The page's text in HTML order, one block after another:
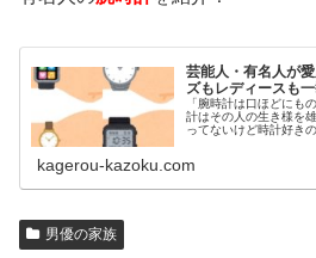
芸能人・有名人が
ズもレディースも一
「腕時計は口ほどにも
計はその人の生き様を
ってないけど時計好き
kagerou-kazoku.com
男優の家族